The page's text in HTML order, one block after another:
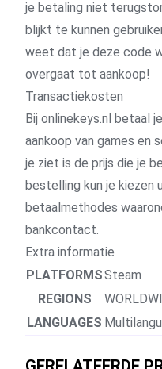
je betaling niet
blijkt te kunnen
weet dat je deze code
overgaat tot aankoop!
Transactiekosten
Bij onlinekeys.nl betaal
aankoop van games en
je ziet is de prijs die je
bestelling kun je kiezen
betaalmethodes
bankcontact.
Extra informatie
PLATFORMSSteam
REGIONS
LANGUAGES